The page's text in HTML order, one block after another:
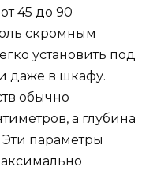
45 до 90
скромным
установить под
даже в шкафу.
обычно
а глубина
параметры